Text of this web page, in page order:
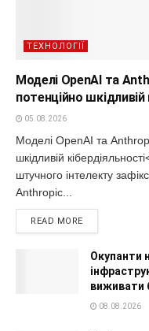
ТЕХНОЛОГІЇ
Моделі OpenAI та
потенційно шкідливій
05.08.2026
Моделі OpenAI та
шкідливій
штучного інтелекту
Anthropic...
READ MORE
Окупанти
виживати
08.08.2026